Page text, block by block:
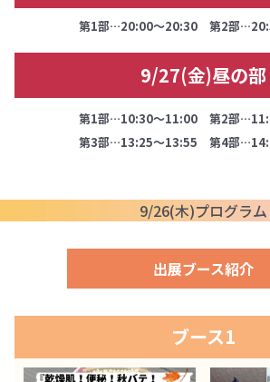
第1部…20:00～20:30 第2部
9/27(金)昼の部
第1部…10:30～11:00 第2部
第3部…13:25～13:55 第4部
9/26(木)プログラム
出展ブース紹介
ブース1